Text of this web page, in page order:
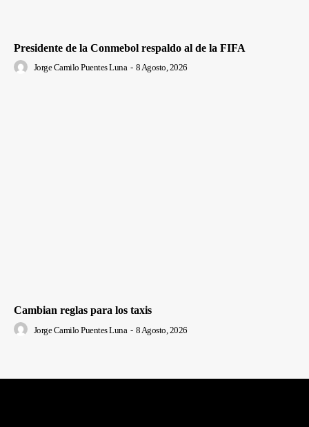
Presidente de la Conmebol respaldo al de la FIFA
Jorge Camilo Puentes Luna - 8 Agosto, 2026
Cambian reglas para los taxis
Jorge Camilo Puentes Luna - 8 Agosto, 2026